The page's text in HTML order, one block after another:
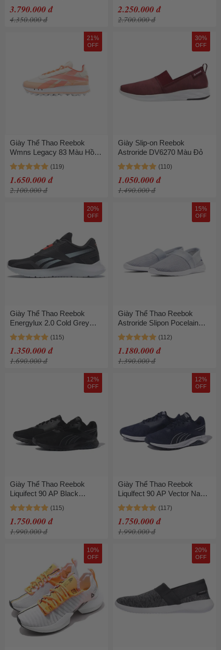
3.790.000 đ
4.350.000 đ
2.250.000 đ
2.700.000 đ
21%
OFF
Giày Thể Thao Reebok
Wmns Legacy 83 Màu Hồng
Cam
1.650.000 đ
2.100.000 đ
30%
OFF
Giày Slip-on Reebok
Astroride DV6270 Màu Đỏ
1.050.000 đ
1.490.000 đ
20%
OFF
Giày Thể Thao Reebok
Energylux 2.0 Cold Grey
EG8568 Màu Xám Đen Size
37
1.350.000 đ
1.690.000 đ
15%
OFF
Giày Thể Thao Reebok
Astroride Slipon Pocelain
DV5878
1.180.000 đ
1.390.000 đ
12%
OFF
Giày Thể Thao Reebok
Liquifect 90 AP Black
FY1912 Màu Đen
1.750.000 đ
1.990.000 đ
12%
OFF
Giày Thể Thao Reebok
Liqulfect 90 AP Vector Navy
GW4932
1.750.000 đ
1.990.000 đ
10%
OFF
20%
OFF